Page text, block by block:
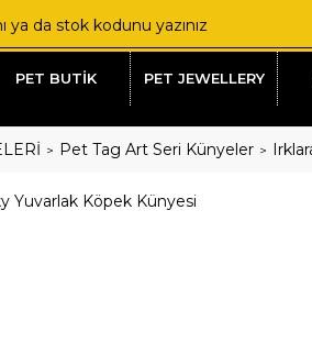
PET BUTİK PET JEWELLERY
Pet Tag Art Seri Künyeler